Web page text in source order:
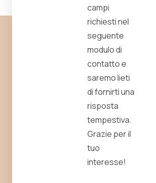
campi
richiesti nel
seguente
modulo di
contatto e
saremo lieti
di fornirti una
risposta
tempestiva.
Grazie per il
tuo
interesse!